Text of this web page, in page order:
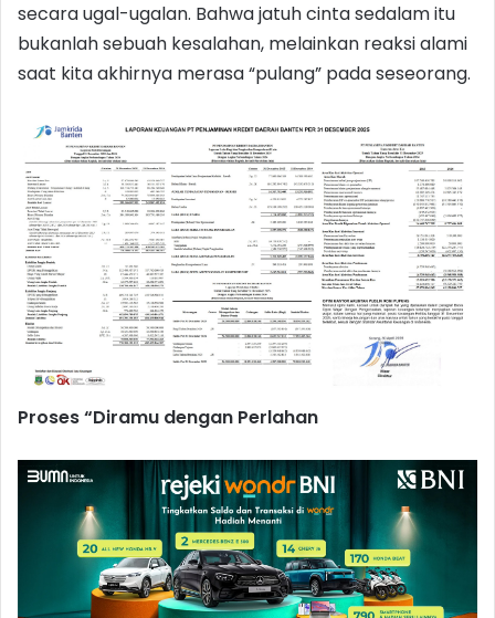
secara ugal-ugalan. Bahwa jatuh cinta sedalam itu
bukanlah sebuah kesalahan, melainkan reaksi alami
saat kita akhirnya merasa “pulang” pada seseorang.
Proses “Diramu dengan Perlahan